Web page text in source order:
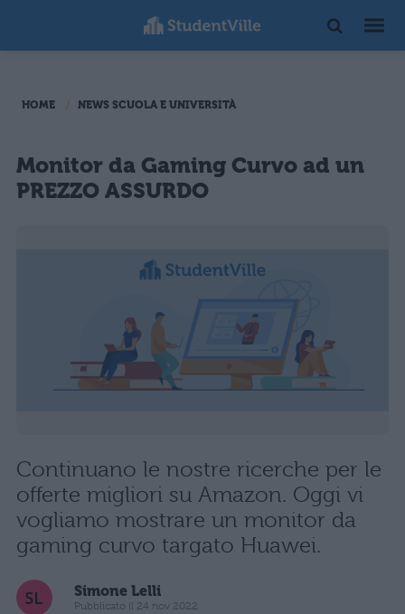
HOME NEWS SCUOLA E UNIVERSITÀ
Monitor da Gaming Curvo ad un
PREZZO ASSURDO
Continuano le nostre ricerche per le
offerte migliori su Amazon. Oggi vi
vogliamo mostrare un monitor da
gaming curvo targato Huawei.
Simone Lelli
Pubblicato il 24 nov 2022